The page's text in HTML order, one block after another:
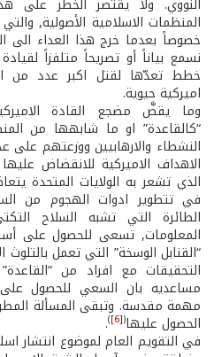
المنظمات الاسلامية الأصولية,
خصوصاً بعدما خرج هذا العداء الى
نسمع بياناً أو تصريحاً متلفزاً
خطط تعدّها لقتل اكبر عدد من
اميركية حيوية.
وما يقضَّ مضجع القادة
“كالقاعدة” او ما شابهها من
النشطاء والارهابيين ووزعتهم على
الاهداف الاميركية للانقضاض
الذي تشعر به الولايات المتحدة
في تتطوير ادوات الهجوم من
الطائرة التي تشبه السلاح
المعلومات, تسعى للحصول على
“القنابل الوسخة” التي تعمل
التحقيقات مع افراد من
مساعديه بان السعي للحصول
مهمة مقدسة. وتبقى المسألة
الحصول عليها(
[6]
)
.
في التقويم العام لموضوع انتشار